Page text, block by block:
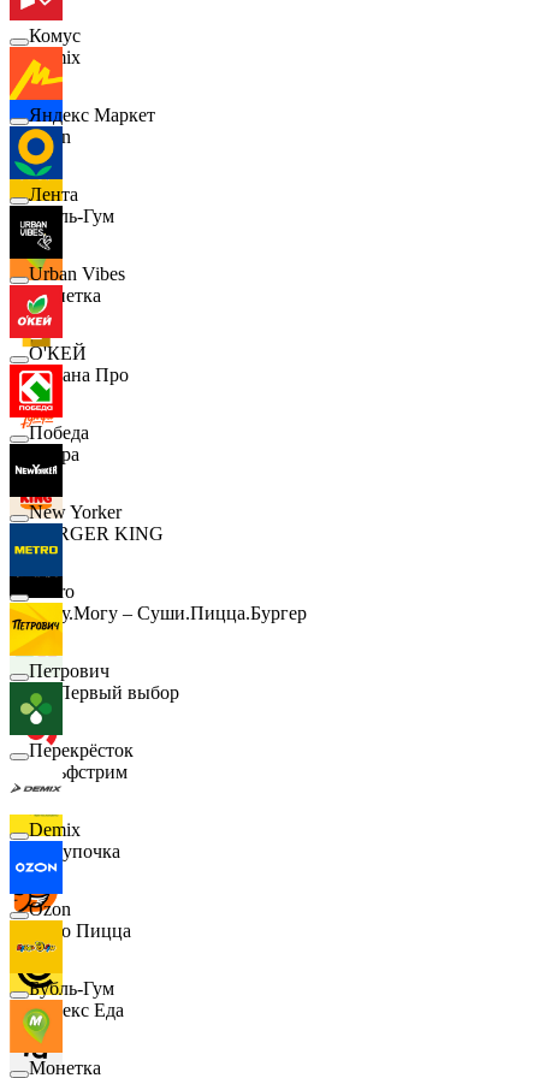
Demix
Ozon
Бубль-Гум
Монетка
Лемана Про
7 утра
BURGER KING
Хочу.Могу – Суши.Пицца.Бургер
B1 Первый выбор
Гольфстрим
Покупочка
Додо Пицца
Яндекс Еда
Комус
Яндекс Маркет
Лента
Urban Vibes
О'КЕЙ
Победа
New Yorker
Metro
Петрович
Перекрёсток
Demix
Ozon
Бубль-Гум
Монетка